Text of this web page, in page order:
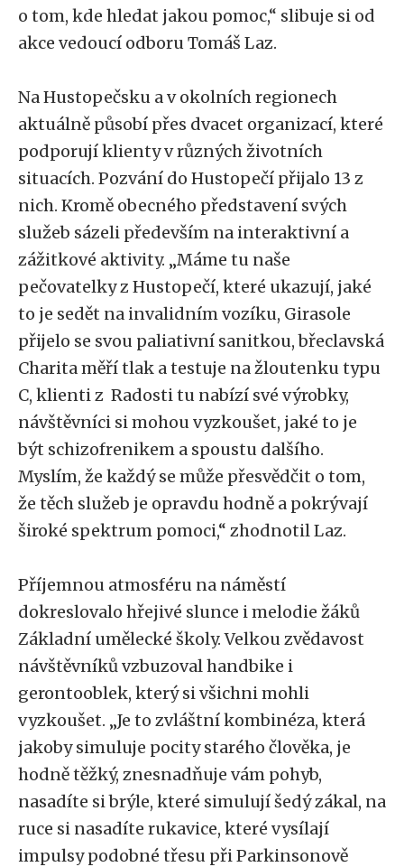
o tom, kde hledat jakou pomoc,“ slibuje si od
akce vedoucí odboru Tomáš Laz.
Na Hustopečsku a v okolních regionech
aktuálně působí přes dvacet organizací, které
podporují klienty v různých životních
situacích. Pozvání do Hustopečí přijalo 13 z
nich. Kromě obecného představení svých
služeb sázeli především na interaktivní a
zážitkové aktivity. „Máme tu naše
pečovatelky z Hustopečí, které ukazují, jaké
to je sedět na invalidním vozíku, Girasole
přijelo se svou paliativní sanitkou, břeclavská
Charita měří tlak a testuje na žloutenku typu
C, klienti z Radosti tu nabízí své výrobky,
návštěvníci si mohou vyzkoušet, jaké to je
být schizofrenikem a spoustu dalšího.
Myslím, že každý se může přesvědčit o tom,
že těch služeb je opravdu hodně a pokrývají
široké spektrum pomoci,“ zhodnotil Laz.
Příjemnou atmosféru na náměstí
dokreslovalo hřejivé slunce i melodie žáků
Základní umělecké školy. Velkou zvědavost
návštěvníků vzbuzoval handbike i
gerontooblek, který si všichni mohli
vyzkoušet. „Je to zvláštní kombinéza, která
jakoby simuluje pocity starého člověka, je
hodně těžký, znesnadňuje vám pohyb,
nasadíte si brýle, které simulují šedý zákal, na
ruce si nasadíte rukavice, které vysílají
impulsy podobné třesu při Parkinsonově